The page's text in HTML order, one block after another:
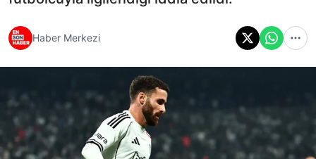
Haber Merkezi